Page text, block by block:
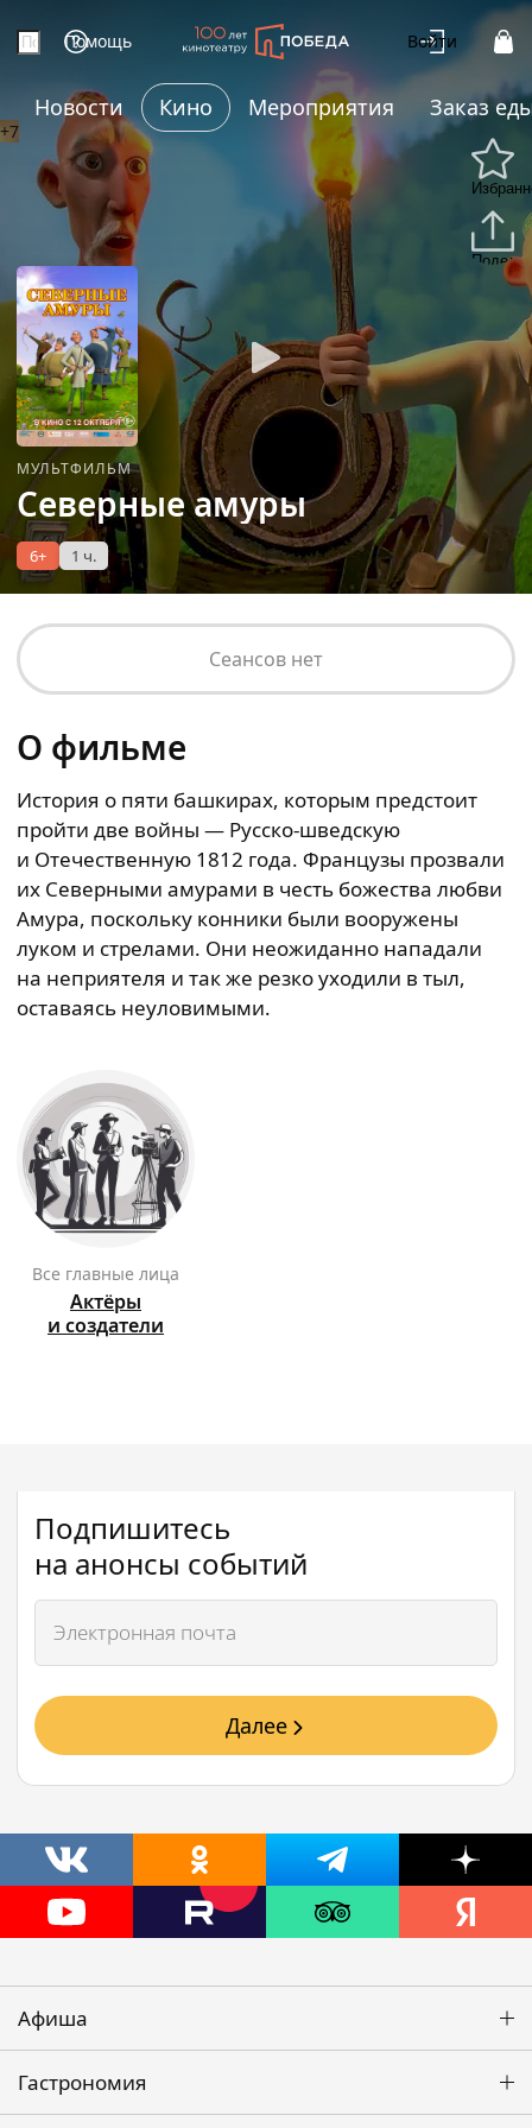
Помощь Войти
Новости Кино Мероприятия Заказ
+7
МУЛЬТФИЛЬМ
Северные амуры
6+ 1 ч.
Сеансов нет
О фильме
История о пяти башкирах, которым предстоит
пройти две войны — Русско-шведскую
и Отечественную 1812 года. Французы прозвали
их Северными амурами в честь божества любви
Амура, поскольку конники были вооружены
луком и стрелами. Они неожиданно нападали
на неприятеля и так же резко уходили в тыл,
оставаясь неуловимыми.
Все главные лица
Актёры
и создатели
Подпишитесь
на анонсы событий
Далее
Афиша
Гастрономия